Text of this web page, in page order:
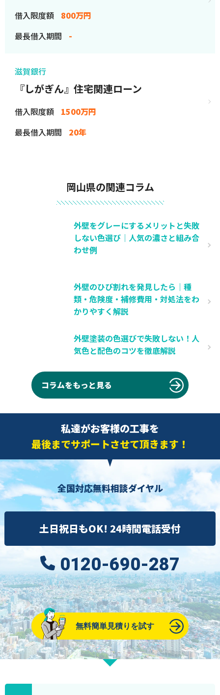
借入限度額
800万円
最長借入期間
-
滋賀銀行
『しがぎん』住宅関連ローン
借入限度額
1500万円
最長借入期間
20年
岡山県の関連コラム
外壁をグレーにするメリットと失敗
しない色選び｜人気の濃さと組み合
わせ例
外壁のひび割れを発見したら｜種
類・危険度・補修費用・対処法をわ
かりやすく解説
外壁塗装の色選びで失敗しない！人
気色と配色のコツを徹底解説
コラムをもっと見る
私達がお客様の工事を
最後までサポートさせて頂きます！
全国対応無料相談ダイヤル
土日祝日もOK! 24時間電話受付
0120-690-287
無料簡単見積りを試す